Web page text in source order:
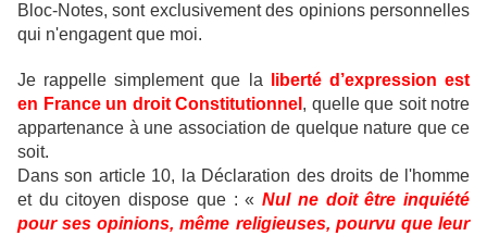
Bloc-Notes, sont exclusivement des opinions personnelles
qui n'engagent que moi.
Je rappelle simplement que la
liberté d’expression est
en France un droit Constitutionnel , quelle que soit notre
appartenance à une association de quelque nature que ce
soit.
Dans son article 10, la Déclaration des droits de l'homme
et du citoyen dispose que : «Nul ne doit être inquiété
pour ses opinions, même religieuses, pourvu que leur